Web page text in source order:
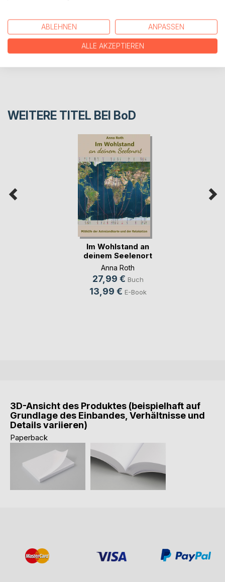
PRESSESTIMMEN
WEITERE TITEL BEI BoD
Im Wohlstand an
deinem Seelenort
Anna Roth
27,99 € Buch
13,99 € E-Book
3D-Ansicht des Produktes (beispielhaft auf
Grundlage des Einbandes, Verhältnisse und
Details variieren)
Paperback
ABLEHNEN ANPASSEN
ALLE AKZEPTIEREN